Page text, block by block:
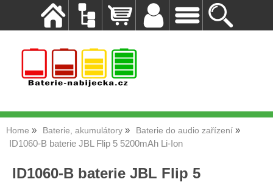
Home Baterie, akumulátory Baterie do audio zařízení
ID1060-B baterie JBL Flip 5 5200mAh Li-Ion
ID1060-B baterie JBL Flip 5